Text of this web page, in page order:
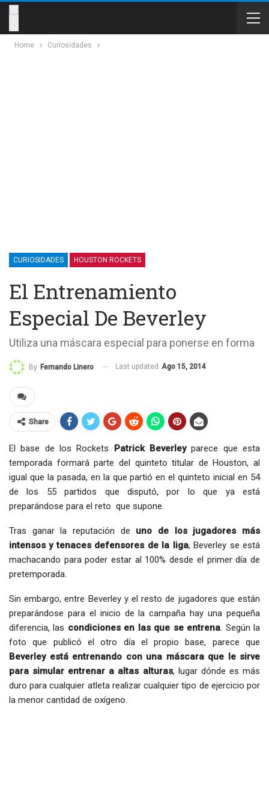
Home Curiosidades
CURIOSIDADES HOUSTON ROCKETS
El Entrenamiento
Especial De Beverley
Utiliza una máscara especial para ponerse en forma
By Fernando Linero Last updated Ago 15, 2014
Share
El base de los Rockets Patrick Beverleyparece que esta
temporada formará parte del quinteto titular de Houston, al
igual que la pasada, en la que partió en el quinteto inicial en 54
de los 55 partidos que disputó, por lo que ya está
preparándose para el reto que supone.
Tras ganar la reputación de uno de los jugadores más
intensos y tenaces defensores de la liga, Beverley se está
machacando para poder estar al 100% desde el primer día de
pretemporada.
Sin embargo, entre Beverley y el resto de jugadores que están
preparándose para el inicio de la campaña hay una pequeña
diferencia, las condiciones en las que se entrena. Según la
foto que publicó el otro día el propio base, parece que
Beverley está entrenando con una máscara que le sirve
para simular entrenar a altas alturas, lugar dónde es más
duro para cualquier atleta realizar cualquier tipo de ejercicio por
la menor cantidad de oxígeno.